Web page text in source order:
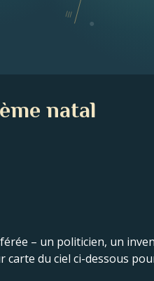
III
natal
– un politicien, un
carte du ciel ci-dessous